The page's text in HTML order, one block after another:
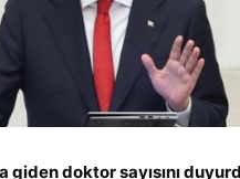
giden doktor sayısını